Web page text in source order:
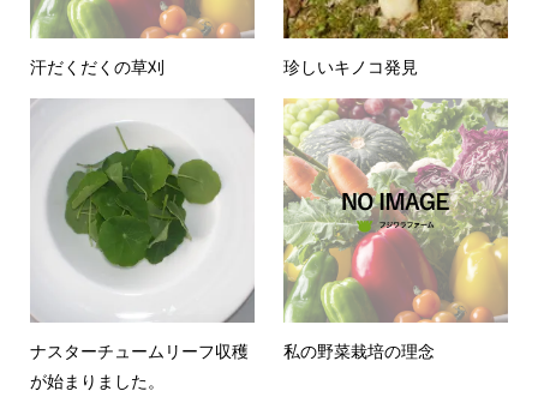
汗だくだくの草刈 珍しいキノコ発見
ナスターチュームリーフ収穫
が始まりました。
私の野菜栽培の理念